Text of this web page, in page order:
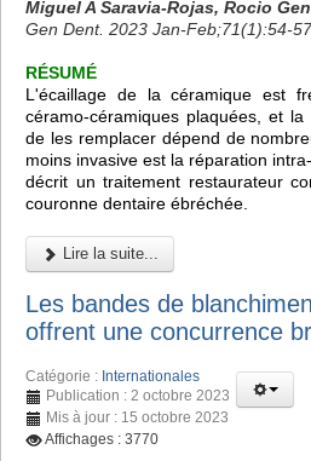
Miguel A Saravia-Rojas, Rocio
Gen Dent. 2023 Jan-Feb;71(1):54-
RÉSUMÉ
L'écaillage de la céramique est
céramo-céramiques plaquées, et
de les remplacer dépend de
moins invasive est la réparation
décrit un traitement restaurateur
couronne dentaire ébréchée.
Lire la suite...
Les bandes de
offrent une concurrence
Catégorie : Internationales
Publication : 2 octobre 2023
Mis à jour : 15 octobre 2023
Affichages : 3770